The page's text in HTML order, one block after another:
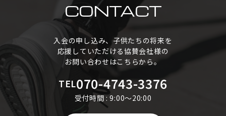
CONTACT
入会の申し込み、子供たちの将来を
応援していただける協賛会社様の
お問い合わせはこちらから。
TEL070-4743-3376
受付時間 : 9:00～20:00